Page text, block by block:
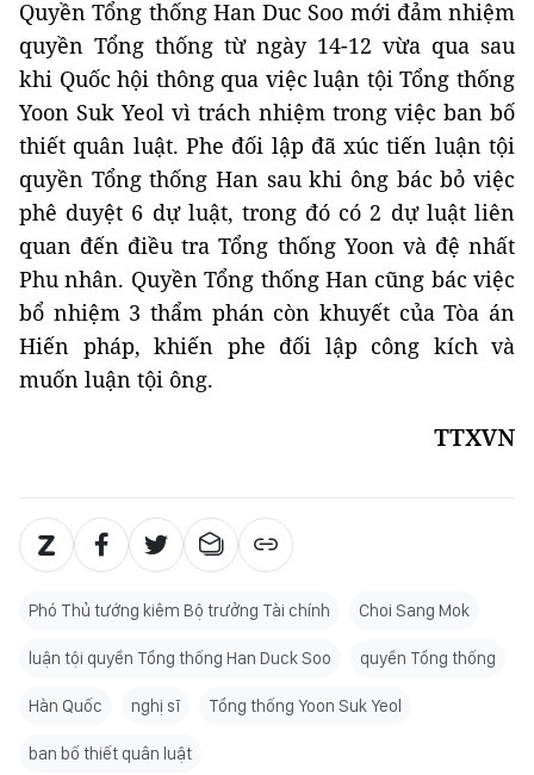
Quyền Tổng thống Han Duc Soo mới đảm nhiệm
quyền Tổng thống từ ngày 14-12 vừa qua sau
khi Quốc hội thông qua việc luận tội Tổng thống
Yoon Suk Yeol vì trách nhiệm trong việc ban bố
thiết quân luật. Phe đối lập đã xúc tiến luận tội
quyền Tổng thống Han sau khi ông bác bỏ việc
phê duyệt 6 dự luật, trong đó có 2 dự luật liên
quan đến điều tra Tổng thống Yoon và đệ nhất
Phu nhân. Quyền Tổng thống Han cũng bác việc
bổ nhiệm 3 thẩm phán còn khuyết của Tòa án
Hiến pháp, khiến phe đối lập công kích và
muốn luận tội ông.
TTXVN
Phó Thủ tướng kiêm Bộ trưởng Tài chính Choi Sang Mok
luận tội quyền Tổng thống Han Duck Soo quyền Tổng thống
Hàn Quốc nghị sĩ Tổng thống Yoon Suk Yeol
ban bố thiết quân luật